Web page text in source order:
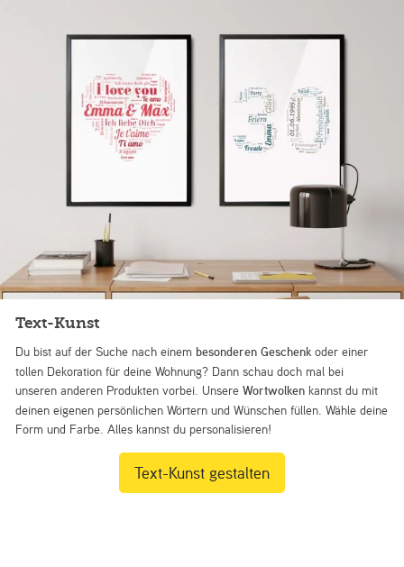
Text-Kunst
Du bist auf der Suche nach einem besonderen Geschenk oder einer
tollen Dekoration für deine Wohnung? Dann schau doch mal bei
unseren anderen Produkten vorbei. UnsereWortwolken kannst du mit
deinen eigenen persönlichen Wörtern und Wünschen füllen. Wähle deine
Form und Farbe. Alles kannst du personalisieren!
Text-Kunst gestalten